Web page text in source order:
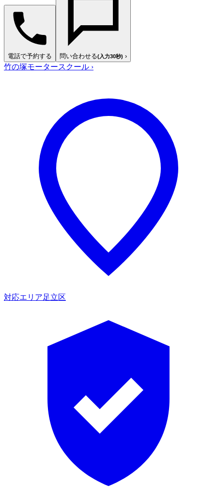
電話で予約する 問い合わせる(入力30秒) ›
竹の塚モータースクール ›
対応エリア足立区